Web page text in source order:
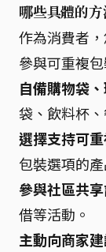
哪些具體的方
作為消費者
參與可重複包
自備購物袋
袋、飲料杯
選擇支持可
包裝選項的產
參與社區共享
借等活動。
主動向商家建